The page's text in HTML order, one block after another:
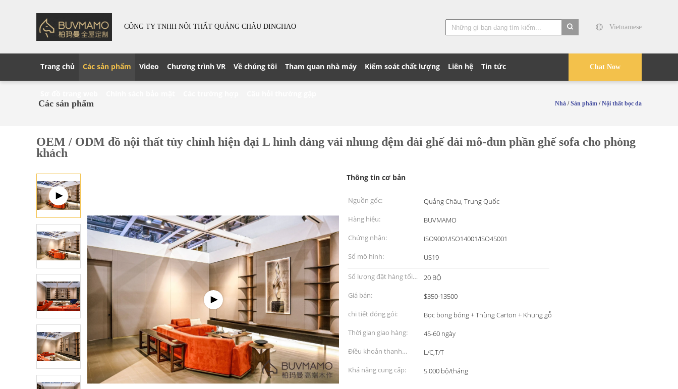
CÔNG TY TNHH NỘI THẤT QUẢNG CHÂU DINGHAO
Vietnamese
Chat Now
Trang chủ Các sản phẩm Video Chương trình VR Về chúng tôi Tham quan nhà máy Kiểm soát chất lượng Liên hệ Tin tức
Các sản phẩm Nhà /Sản phẩm /Nội thất bọc da
OEM / ODM đồ nội thất tùy chỉnh hiện đại L hình dáng vải nhung đệm dài ghế dài mô-đun phần ghế sofa cho phòng
khách
Thông tin cơ bản
Nguồn gốc:
Quảng Châu, Trung Quốc
Hàng hiệu:
BUVMAMO
Chứng nhận:
ISO9001/ISO14001/ISO45001
Số mô hình:
US19
Số lượng đặt hàng tối
thiểu:
20 BỘ
Giá bán:
$350-13500
chi tiết đóng gói:
Bọc bong bóng + Thùng Carton + Khung gỗ
Thời gian giao hàng:
45-60 ngày
Điều khoản thanh
toán:
L/C,T/T
Khả năng cung cấp:
5.000 bộ/tháng